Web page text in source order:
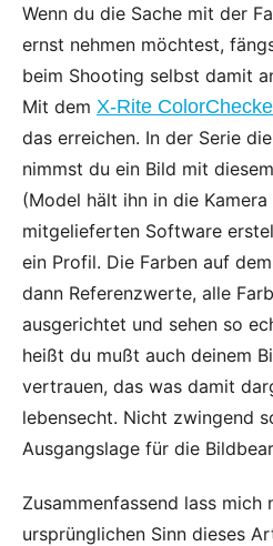
Wenn du die Sache mit der
ernst nehmen möchtest,
beim Shooting selbst damit
Mit dem X-Rite
das erreichen. In der Serie
nimmst du ein Bild mit
(Model hält ihn in die
mitgelieferten Software
ein Profil. Die Farben auf
dann Referenzwerte, alle
ausgerichtet und sehen so
heißt du mußt auch deinem
vertrauen, das was damit
lebensecht. Nicht zwingend
Ausgangslage für die
Zusammenfassend lass mich
ursprünglichen Sinn dieses